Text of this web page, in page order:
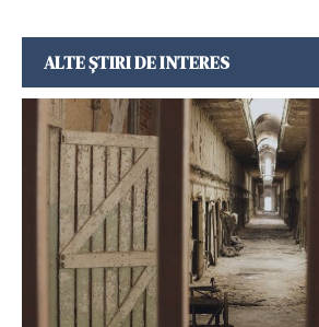
ALTE ȘTIRI DE INTERES